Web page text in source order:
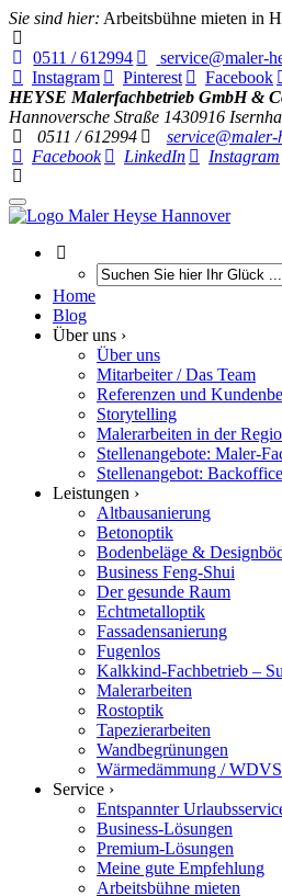
Sie sind hier: Arbeitsbühne mieten in
0511 / 612994
service@maler-
Instagram
Pinterest Facebook
HEYSE Malerfachbetrieb GmbH &
Hannoversche Straße 1430916
0511 / 612994
service@maler-
Facebook
LinkedIn Instagram
Home
Blog
Über uns ›
Über uns
Mitarbeiter / Das Team
Referenzen und
Storytelling
Malerarbeiten in der
Stellenangebote: Maler-
Stellenangebot:
Leistungen ›
Altbausanierung
Betonoptik
Bodenbeläge &
Business Feng-Shui
Der gesunde Raum
Echtmetalloptik
Fassadensanierung
Fugenlos
Kalkkind-Fachbetrieb –
Malerarbeiten
Rostoptik
Tapezierarbeiten
Wandbegrünungen
Wärmedämmung / WDVS
Service ›
Entspannter
Business-Lösungen
Premium-Lösungen
Meine gute Empfehlung
Arbeitsbühne mieten